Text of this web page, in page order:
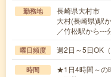
勤務地
長崎県大村市
大村(長崎県)駅
／竹松駅から---
曜日頻度 週2日～5日OK
時間
★1日4時間～の